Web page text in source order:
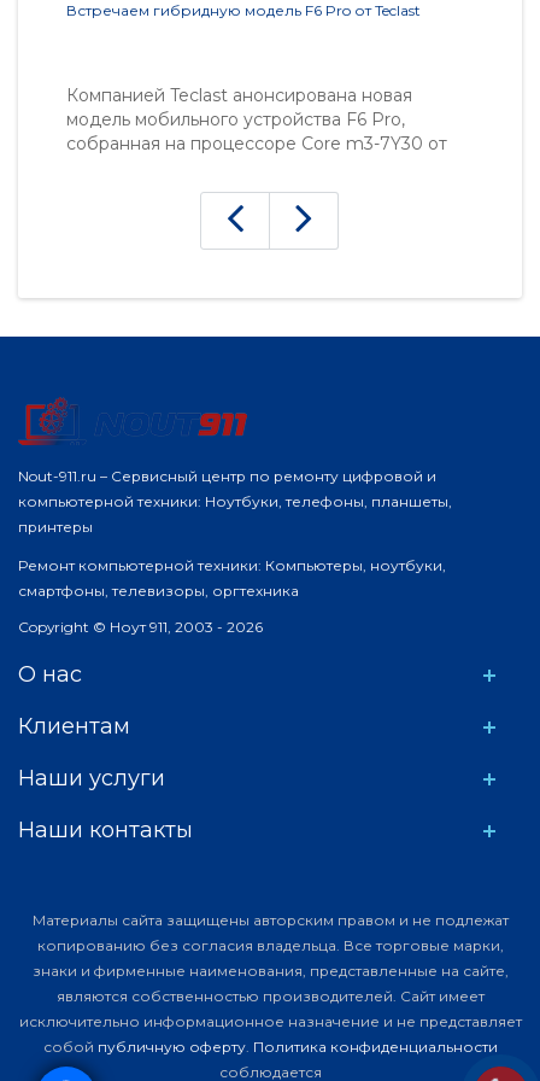
Встречаем гибридную модель F6 Pro от Teclast
Компанией Teclast анонсирована новая
модель мобильного устройства F6 Pro,
собранная на процессоре Core m3-7Y30 от
одном корпусе возможности и планшета, и
ноутбучного устройства. Данный лэптоп уже
Nout-911.ru – Сервисный центр по ремонту цифровой и
компьютерной техники: Ноутбуки, телефоны, планшеты,
принтеры
Ремонт компьютерной техники: Компьютеры, ноутбуки,
смартфоны, телевизоры, оргтехника
Copyright © Ноут 911, 2003 - 2026
О нас
Клиентам
Наши услуги
Наши контакты
Материалы сайта защищены авторским правом и не подлежат
копированию без согласия владельца. Все торговые марки,
знаки и фирменные наименования, представленные на сайте,
являются собственностью производителей. Сайт имеет
исключительно информационное назначение и не представляет
собой публичную оферту. Политика конфиденциальности
соблюдается